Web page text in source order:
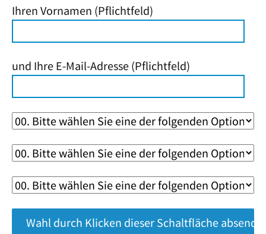
Ihren Vornamen (Pflichtfeld)
und Ihre E-Mail-Adresse (Pflichtfeld)